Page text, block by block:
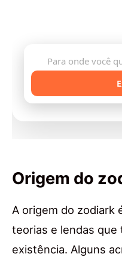
Origem do
A origem do zodiark
teorias e lendas que
existência. Alguns